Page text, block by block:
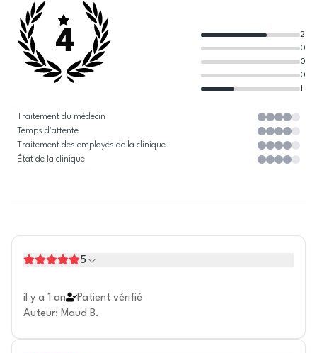
4
1
0
0
0
2
Traitement du médecin
Temps d'attente
Traitement des employés de la clinique
État de la clinique
5
il y a 1 an
Patient vérifié
Auteur: Maud B.